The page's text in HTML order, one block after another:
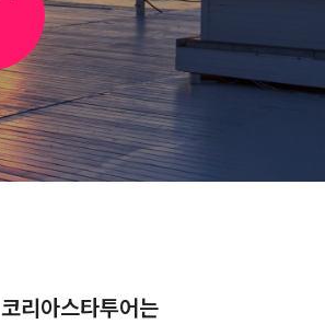
코리아스타투어는